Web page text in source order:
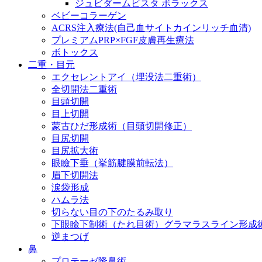
ジュビダームビスタ ボラックス
ベビーコラーゲン
ACRS注入療法(自己血サイトカインリッチ血清)
プレミアムPRP×FGF皮膚再生療法
ボトックス
二重・目元
エクセレントアイ（埋没法二重術）
全切開法二重術
目頭切開
目上切開
蒙古ひだ形成術（目頭切開修正）
目尻切開
目尻拡大術
眼瞼下垂（挙筋腱膜前転法）
眉下切開法
涙袋形成
ハムラ法
切らない目の下のたるみ取り
下眼瞼下制術（たれ目術）グラマラスライン形成
逆まつげ
鼻